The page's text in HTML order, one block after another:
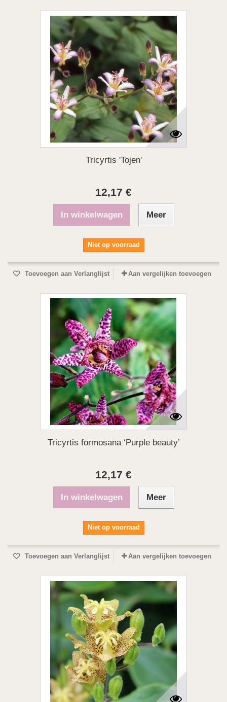
Tricyrtis 'Tojen'
12,17 €
In winkelwagen Meer
Niet op voorraad
Toevoegen aan Verlanglijst Aan vergelijken toevoegen
Tricyrtis formosana ‘Purple beauty’
12,17 €
In winkelwagen Meer
Niet op voorraad
Toevoegen aan Verlanglijst Aan vergelijken toevoegen